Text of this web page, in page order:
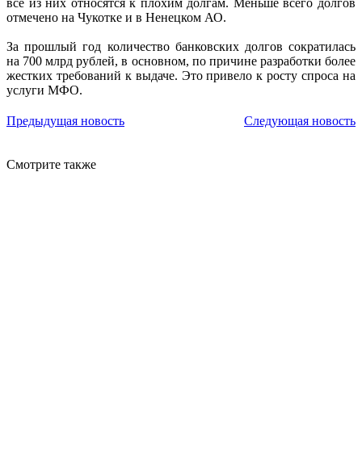
отмечено на Чукотке и в Ненецком АО.
За прошлый год количество банковских долгов сократилась
на 700 млрд рублей, в основном, по причине разработки более
жестких требований к выдаче. Это привело к росту спроса на
услуги МФО.
Предыдущая новость Следующая новость
Смотрите также